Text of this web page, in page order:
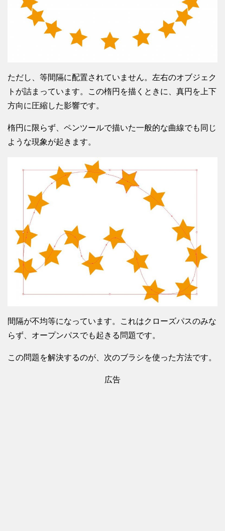
ただし、等間隔に配置されていません。左右のオブジェク
トが詰まっています。この楕円を描くときに、真円を上下
方向に圧縮した影響です。
楕円に限らず、ペンツールで描いた一般的な曲線でも同じ
ような現象が起きます。
間隔が不均等になっています。これはクローズパスのみな
らず、オープンパスでも起きる問題です。
この問題を解決するのが、次のブラシを使った方法です。
広告